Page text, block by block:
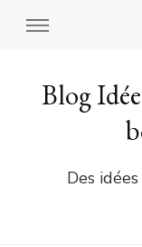
Blog
Des